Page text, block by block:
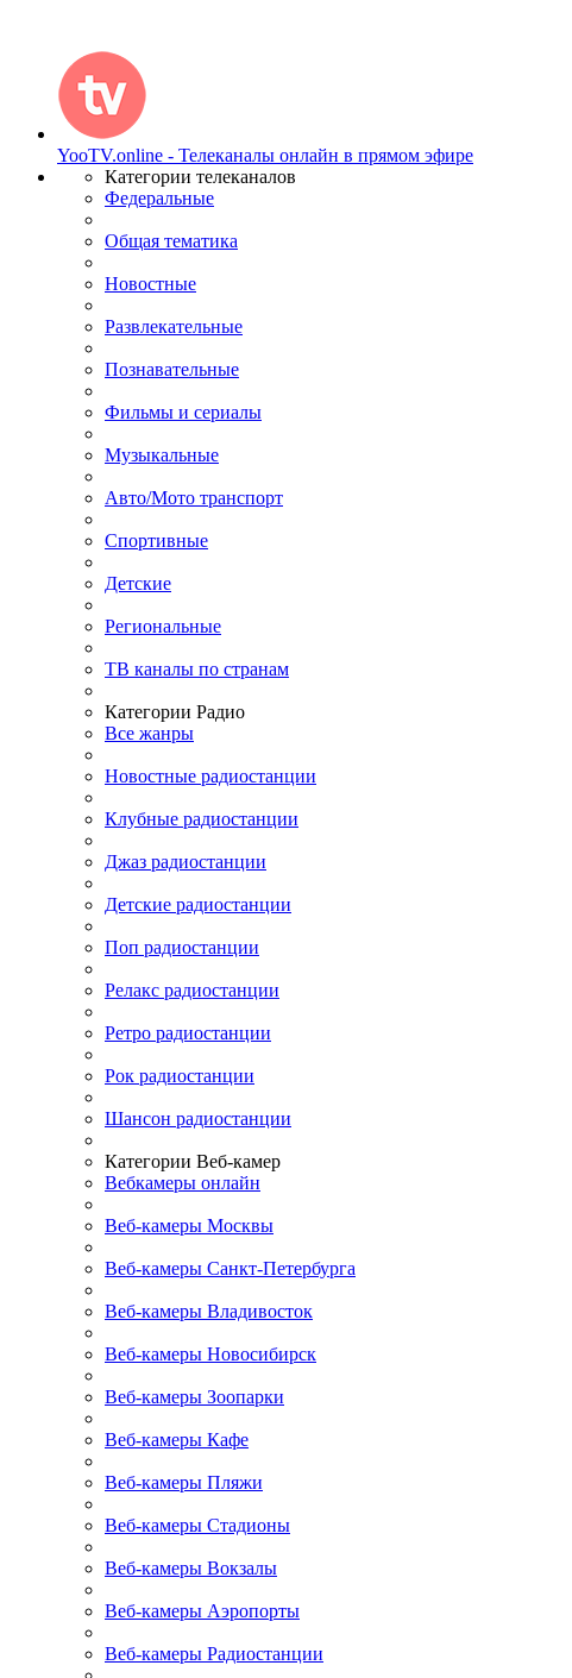
YooTV.online - Телеканалы онлайн в прямом эфире
Категории телеканалов
Федеральные
Общая тематика
Новостные
Развлекательные
Познавательные
Фильмы и сериалы
Музыкальные
Авто/Мото транспорт
Спортивные
Детские
Региональные
ТВ каналы по странам
Категории Радио
Все жанры
Новостные радиостанции
Клубные радиостанции
Джаз радиостанции
Детские радиостанции
Поп радиостанции
Релакс радиостанции
Ретро радиостанции
Рок радиостанции
Шансон радиостанции
Категории Веб-камер
Вебкамеры онлайн
Веб-камеры Москвы
Веб-камеры Санкт-Петербурга
Веб-камеры Владивосток
Веб-камеры Новосибирск
Веб-камеры Зоопарки
Веб-камеры Кафе
Веб-камеры Пляжи
Веб-камеры Стадионы
Веб-камеры Вокзалы
Веб-камеры Аэропорты
Веб-камеры Радиостанции